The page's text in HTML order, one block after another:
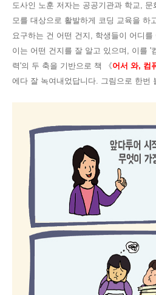
도사인 노훈 저자는 공공기관과 학교,
모를 대상으로 활발하게 코딩 교육을 하
요구하는 건 어떤 건지, 학생들이 어디를
이는 어떤 건지를 잘 알고 있으며, 이를 '
력'의 두 축을 기반으로 책
《어서 와, 컴
에다 잘 녹여내었답니다. 그림으로 한번